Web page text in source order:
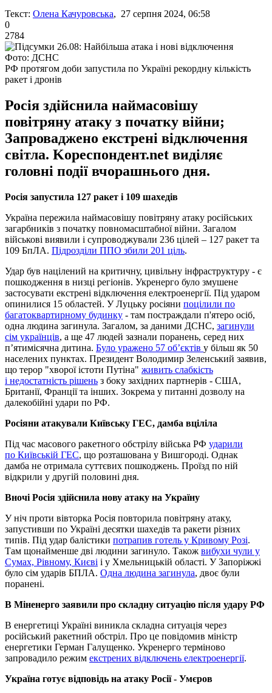
Текст: Олена Качуровська, 27 серпня 2024, 06:58
0
2784
Фото: ДСНС
РФ протягом доби запустила по Україні рекордну кількість
ракет і дронів
Росія здійснила наймасовішу
повітряну атаку з початку війни;
Запроваджено екстрені відключення
світла. Kореспондент.net виділяє
головні події вчорашнього дня.
Росія запустила 127 ракет і 109 шахедів
Україна пережила наймасовішу повітряну атаку російських
загарбників з початку повномасштабної війни. Загалом
військові виявили і супроводжували 236 цілей – 127 ракет та
109 БпЛА. Підрозділи ППО збили 201 ціль.
Удар був націлений на критичну, цивільну інфраструктуру - є
пошкодження в низці регіонів. Укренерго було змушене
застосувати екстрені відключення електроенергії. Під ударом
опинилися 15 областей. У Луцьку росіяни поцілили по
багатоквартирному будинку - там постраждали п'ятеро осіб,
одна людина загинула. Загалом, за даними ДСНС, загинули
сім українців, а ще 47 людей зазнали поранень, серед них
пʼятимісячна дитина. Було уражено 57 об’єктів у більш як 50
населених пунктах. Президент Володимир Зеленський заявив,
що терор "хворої істоти Путіна" живить слабкість
і недостатність рішень з боку західних партнерів - США,
Британії, Франції та інших. Зокрема у питанні дозволу на
далекобійні удари по РФ.
Росіяни атакували Київську ГЕС, дамба вціліла
Під час масового ракетного обстрілу війська РФ ударили
по Київській ГЕС, що розташована у Вишгороді. Однак
дамба не отримала суттєвих пошкоджень. Проїзд по ній
відкрили у другій половині дня.
Вночі Росія здійснила нову атаку на Україну
У ніч проти вівторка Росія повторила повітряну атаку,
запустивши по Україні десятки шахедів та ракети різних
типів. Під удар балістики потрапив готель у Кривому Розі.
Там щонайменше дві людини загинуло. Також вибухи чули у
Сумах, Рівному, Києві і у Хмельницькій області. У Запоріжжі
було сім ударів БПЛА. Одна людина загинула, двоє були
поранені.
В Міненерго заявили про складну ситуацію після удару РФ
В енергетиці Україні виникла складна ситуація через
російський ракетний обстріл. Про це повідомив міністр
енергетики Герман Галущенко. Укренерго терміново
запровадило режим екстрених відключень електроенергії.
Україна готує відповідь на атаку Росії - Умєров